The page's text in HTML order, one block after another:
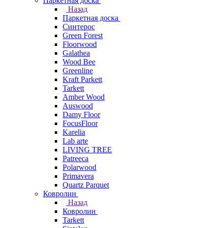
Назад
Паркетная доска
Синтерос
Green Forest
Floorwood
Galathea
Wood Bee
Greenline
Kraft Parkett
Tarkett
Amber Wood
Auswood
Damy Floor
FocusFloor
Karelia
Lab arte
LIVING TREE
Patreeca
Polarwood
Primavera
Quartz Parquet
Ковролин
Назад
Ковролин
Tarkett